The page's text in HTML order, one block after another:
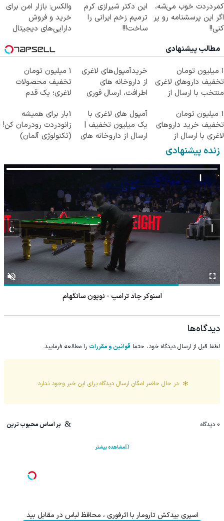
کمردردت خوب می‌شه،
اگر این پرسشنامه رو پر
کنی!!
این دکتر شیرازی کرم
ترمیم زخم ایرانی را
ساخت!!!
والکس: بازار امن برای
خرید و فروش
دارایی‌های دیجیتال
مطالب پیشنهادی
۱ میلیون تومان
تخفیف داروهای لاغری
منتخب با ارسال از
خریدآمپول‌های لاغری
از داروخانه های
اطرافت، ارسال فوری
۱ میلیون تومان
تخفیف محصولات
لاغری؛ یک قدم
کاهش وزن
1 میلیون تومان
تخفیف خرید داروهای
لاغری با ارسال از
داروخانه و پک یخ!
آمپول های لاغری با
یک میلیون تخفیف |
ارسال از داروخانه های
1بار برای همیشه
زانودردت رودرمان کن!
(تکنولوژی آلمان)
زنده پیشنهادی
اسنوکر جاد ترامپ - نوپون سانگهام
دیدگاه‌ها
لطفا قبل از ارسال دیدگاه خود، حتما قوانین و مقررات را مطالعه فرمایید.
در حال حاضر امکان ارسال دیدگاه برای این خبر وجود ندارد.
0 دیدگاه بر اساس محبوب ترین
مشاهده بیشتر
اسپری بیدکش تارومار با اثرفوری ، محافظ لباس در مقابل بید